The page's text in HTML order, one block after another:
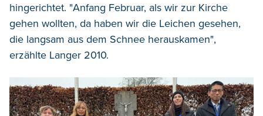
hingerichtet. "Anfang Februar, als wir zur Kirche
gehen wollten, da haben wir die Leichen gesehen,
die langsam aus dem Schnee herauskamen",
erzählte Langer 2010.